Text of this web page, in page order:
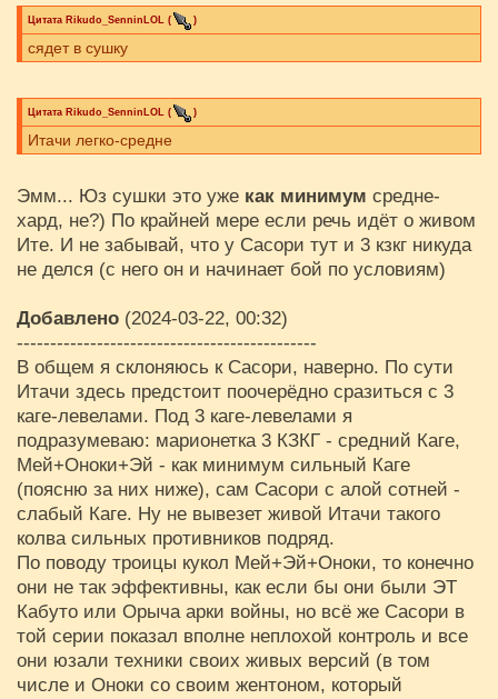
Цитата Rikudo_SenninLOL ( )
сядет в сушку
Цитата Rikudo_SenninLOL ( )
Итачи легко-средне
Эмм... Юз сушки это уже как минимум средне-
хард, не?) По крайней мере если речь идёт о живом
Ите. И не забывай, что у Сасори тут и 3 кзкг никуда
не делся (с него он и начинает бой по условиям)
Добавлено (2024-03-22, 00:32)
---------------------------------------------
В общем я склоняюсь к Сасори, наверно. По сути
Итачи здесь предстоит поочерёдно сразиться с 3
каге-левелами. Под 3 каге-левелами я
подразумеваю: марионетка 3 КЗКГ - средний Каге,
Мей+Оноки+Эй - как минимум сильный Каге
(поясню за них ниже), сам Сасори с алой сотней -
слабый Каге. Ну не вывезет живой Итачи такого
колва сильных противников подряд.
По поводу троицы кукол Мей+Эй+Оноки, то конечно
они не так эффективны, как если бы они были ЭТ
Кабуто или Орыча арки войны, но всё же Сасори в
той серии показал вполне неплохой контроль и все
они юзали техники своих живых версий (в том
числе и Оноки со своим жентоном, который